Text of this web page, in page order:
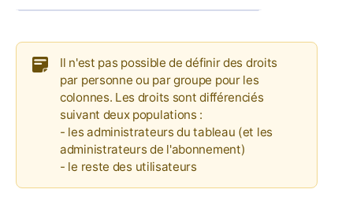
Il n'est pas possible de définir des droits
par personne ou par groupe pour les
colonnes. Les droits sont différenciés
suivant deux populations :
- les administrateurs du tableau (et les
administrateurs de l'abonnement)
- le reste des utilisateurs